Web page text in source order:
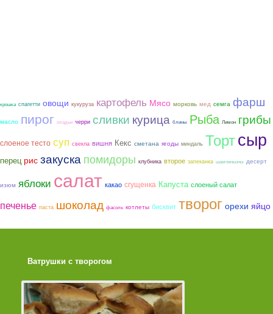
крошка спагетти овощи кукуруза картофель Мясо морковь мед семга фарш
масло пирог оладьи черри сливки курица блины Рыба Лимон грибы
слоеное тесто суп свекла вишня Кекс сметана ягоды миндаль Тортсыр
перец рис закускапомидоры клубника второе запеканка шампиньоны десерт
изюм яблоки салат какао сгущенка Капуста слоеный салат
печенье паста шоколад фасоль котлеты бисквит творог орехи яйцо
Ватрушки с творогом